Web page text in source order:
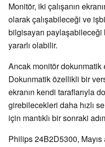
Monitör, iki çalışanın
olarak çalışabileceği ve
bilgisayarı
yararlı olabilir.
Ancak monitör
Dokunmatik özellikli bir
ekranın kendi taraflarıyla
girebilecekleri daha hızlı
için mantıklı bir sonraki
Philips 24B2D5300,